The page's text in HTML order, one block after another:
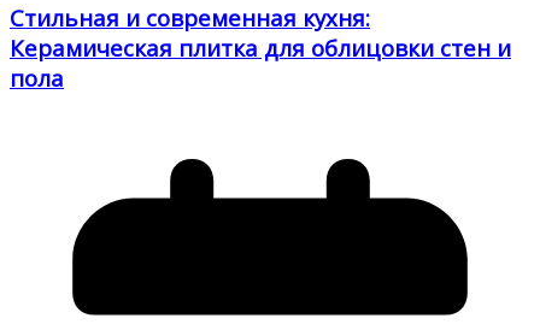
Стильная и современная кухня:
Керамическая плитка для облицовки стен и
пола